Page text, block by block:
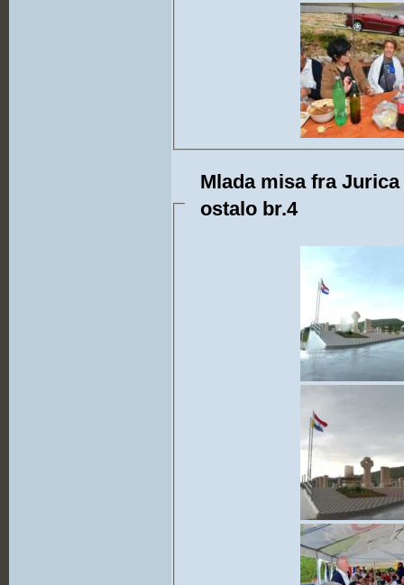
Mlada misa fra
ostalo br.4